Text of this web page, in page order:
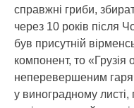
справжні гриби,
через 10 років після
був присутній
компонент, то «Грузія
неперевершеним
у виноградному листі,